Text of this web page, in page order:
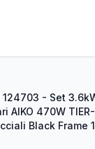
124703 - Set
AIKO 470W
Black Frame